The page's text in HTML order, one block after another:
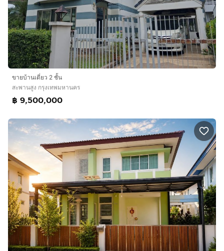
ขายบ้านเดี่ยว 2 ชั้น
สะพานสูง กรุงเทพมหานคร
฿ 9,500,000